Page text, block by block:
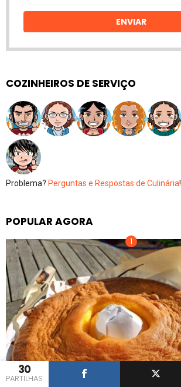
30
PARTILHAS
email
ENVIAR
COZINHEIROS DE SERVIÇO
Problema? Perguntas e Respostas de Culinária!
POPULAR AGORA